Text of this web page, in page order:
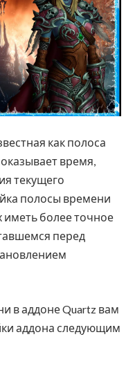
как полоса
время,
текущего
полосы времени
более точное
перед
в аддоне Quartz вам
аддона следующим